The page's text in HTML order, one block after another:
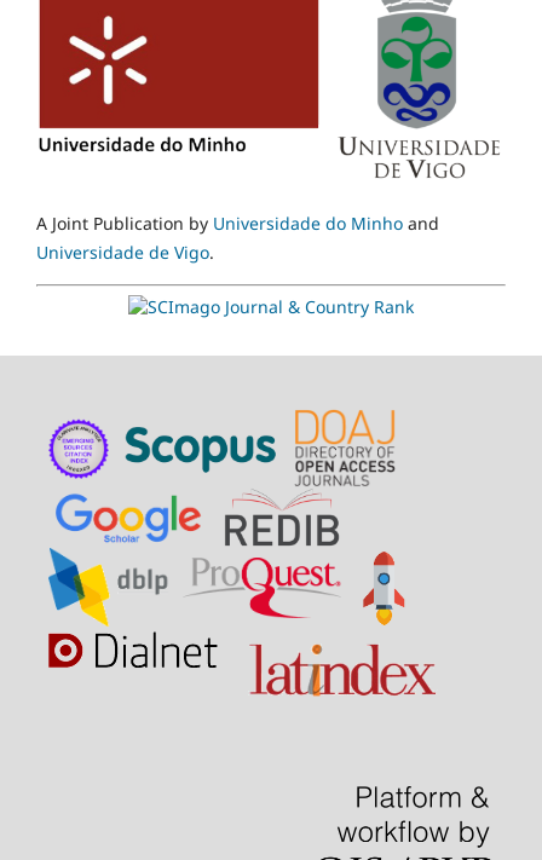
A Joint Publication by Universidade do Minho and
Universidade de Vigo.